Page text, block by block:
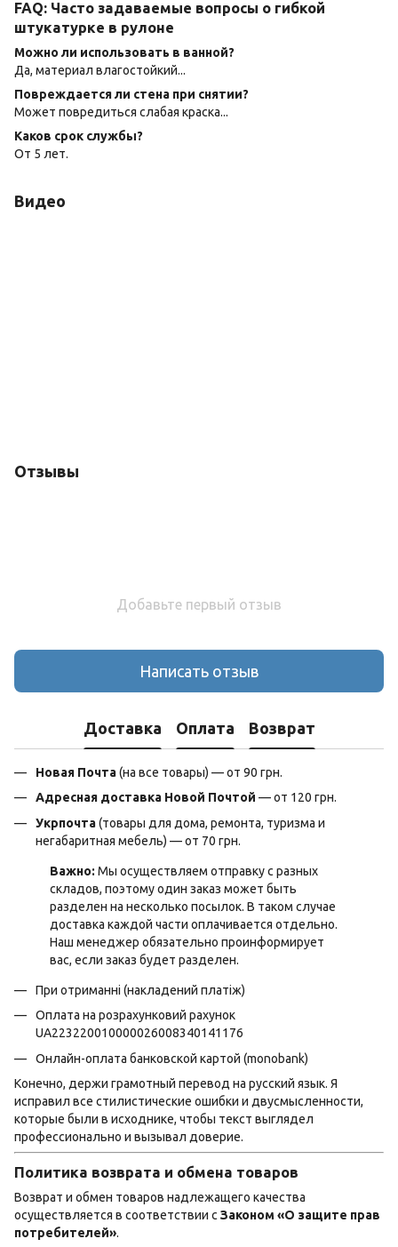
FAQ: Часто задаваемые вопросы о гибкой
штукатурке в рулоне
Можно ли использовать в ванной?
Да, материал влагостойкий...
Повреждается ли стена при снятии?
Может повредиться слабая краска...
Каков срок службы?
От 5 лет.
Видео
Отзывы
Добавьте первый отзыв
Написать отзыв
Доставка Оплата Возврат
Новая Почта(на все товары) — от 90 грн.
Адресная доставка Новой Почтой — от 120 грн.
Укрпочта(товары для дома, ремонта, туризма и
негабаритная мебель) — от 70 грн.
Важно: Мы осуществляем отправку с разных
складов, поэтому один заказ может быть
разделен на несколько посылок. В таком случае
доставка каждой части оплачивается отдельно.
Наш менеджер обязательно проинформирует
вас, если заказ будет разделен.
При отриманні (накладений платіж)
Оплата на розрахунковий рахунок
UA223220010000026008340141176
Онлайн-оплата банковской картой (monobank)
Конечно, держи грамотный перевод на русский язык. Я
исправил все стилистические ошибки и двусмысленности,
которые были в исходнике, чтобы текст выглядел
профессионально и вызывал доверие.
Политика возврата и обмена товаров
Возврат и обмен товаров надлежащего качества
осуществляется в соответствии с Законом «О защите прав
потребителей».